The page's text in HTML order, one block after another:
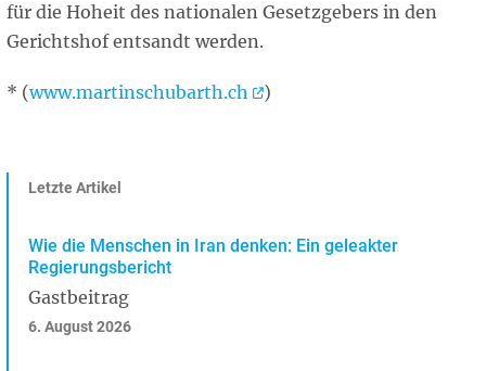
für die Hoheit des nationalen Gesetzgebers in den
Gerichtshof entsandt werden.
* (www.martinschubarth.ch )
Letzte Artikel
Wie die Menschen in Iran denken: Ein geleakter
Regierungsbericht
Gastbeitrag
6. August 2026